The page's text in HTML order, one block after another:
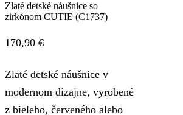
Zlaté detské náušnice so
zirkónom CUTIE (C1737)
170,90 €
Zlaté detské náušnice v
modernom dizajne, vyrobené
z bieleho, červeného alebo